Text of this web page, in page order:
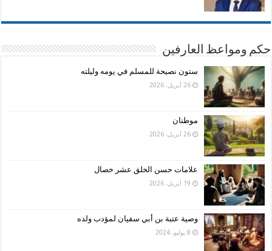
حكم ومواعظ العارفين
ستون نصيحة للمسلم في يومه وليلته
26 أبريل، 2026
موطنان
26 أبريل، 2026
علامات حسن الخلق عشر خصال
19 أبريل، 2026
وصية عتبة بن أبي سفيان لمؤدب ولده
8 يوليو، 2024